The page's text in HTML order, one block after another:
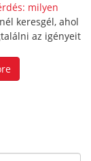
milyen
keresgél, ahol
az igényeit